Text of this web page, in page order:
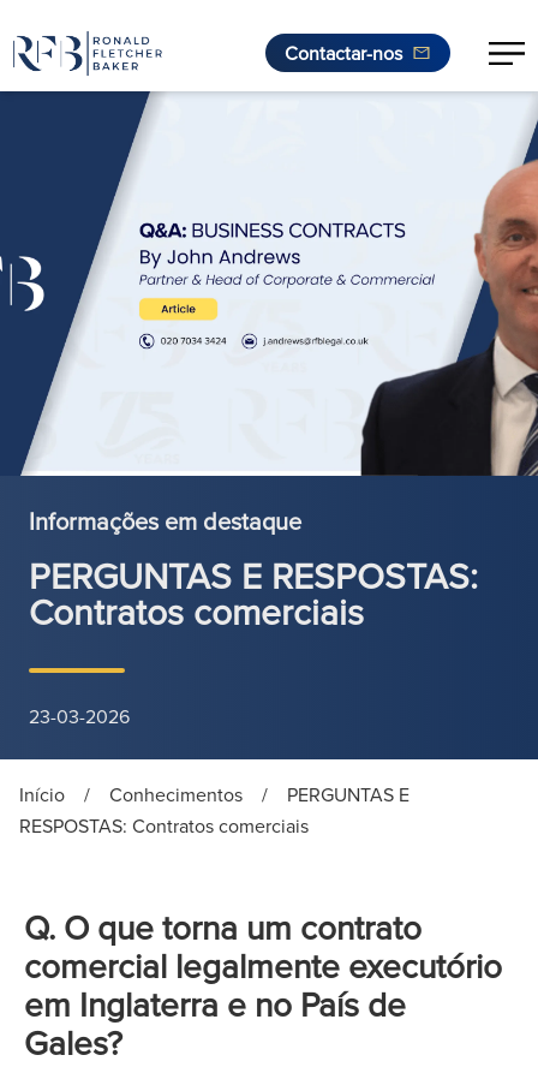
Saltar para o conteúdo
Contactar-nos
Informações em destaque
PERGUNTAS E RESPOSTAS:
Contratos comerciais
23-03-2026
Início / Conhecimentos /
PERGUNTAS E
RESPOSTAS: Contratos comerciais
Q. O que torna um contrato
comercial legalmente executório
em Inglaterra e no País de
Gales?